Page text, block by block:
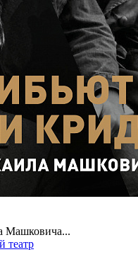
Машковича...
театр